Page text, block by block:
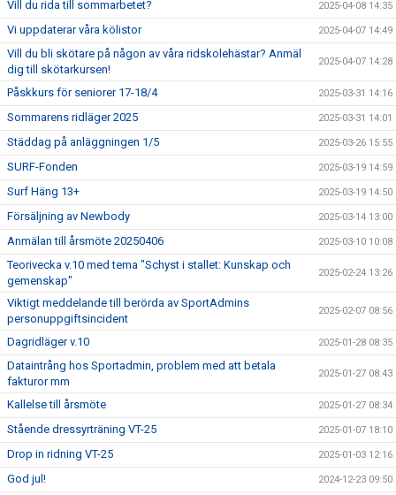
Vill du rida till sommarbetet? 2025-04-08 14:35
Vi uppdaterar våra kölistor 2025-04-07 14:49
Vill du bli skötare på någon av våra ridskolehästar? Anmäl
dig till skötarkursen!
2025-04-07 14:28
Påskkurs för seniorer 17-18/4 2025-03-31 14:16
Sommarens ridläger 2025 2025-03-31 14:01
Städdag på anläggningen 1/5 2025-03-26 15:55
SURF-Fonden 2025-03-19 14:59
Surf Häng 13+ 2025-03-19 14:50
Försäljning av Newbody 2025-03-14 13:00
Anmälan till årsmöte 20250406 2025-03-10 10:08
Teorivecka v.10 med tema "Schyst i stallet: Kunskap och
gemenskap"
2025-02-24 13:26
Viktigt meddelande till berörda av SportAdmins
personuppgiftsincident
2025-02-07 08:56
Dagridläger v.10 2025-01-28 08:35
Dataintrång hos Sportadmin, problem med att betala
fakturor mm
2025-01-27 08:43
Kallelse till årsmöte 2025-01-27 08:34
Stående dressyrträning VT-25 2025-01-07 18:10
Drop in ridning VT-25 2025-01-03 12:16
God jul! 2024-12-23 09:50